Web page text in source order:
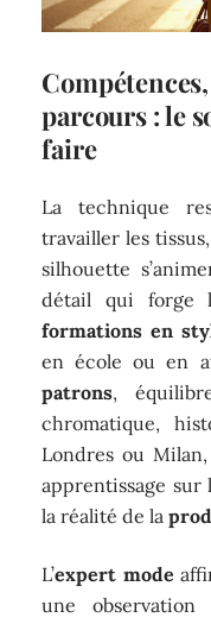
parcours : le
faire
La technique
travailler les
silhouette
détail qui forge
formations en
en école ou en
patrons,
chromatique,
Londres ou
apprentissage
la réalité de la
L’expert mode
une observation